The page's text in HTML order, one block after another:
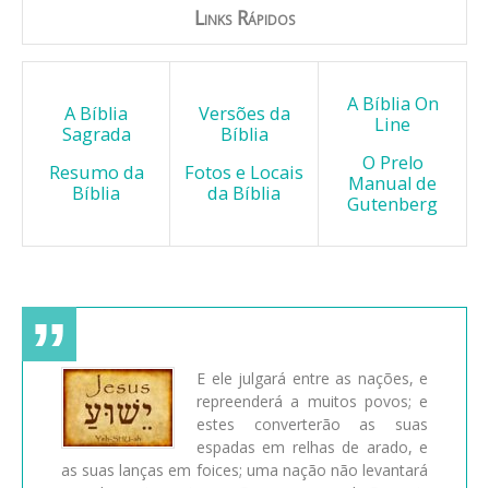
Links Rápidos
A Bíblia
Sagrada
Resumo da
Bíblia
Versões da
Bíblia
Fotos e Locais
da Bíblia
A Bíblia On
Line
O Prelo
Manual de
Gutenberg
E ele julgará entre as nações, e
repreenderá a muitos povos; e
estes converterão as suas
espadas em relhas de arado, e
as suas lanças em foices; uma nação não levantará